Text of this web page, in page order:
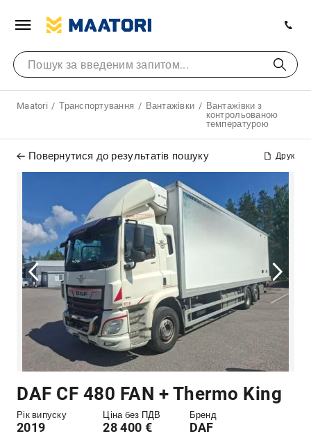
Maatori Транспортування Вантажівки
Вантажівки з
контрольованою
температурою
Повернутися до результатів пошуку Друк
DAF CF 480 FAN + Thermo King
Рік випуску
2019
Ціна без ПДВ
28 400 €
Бренд
DAF